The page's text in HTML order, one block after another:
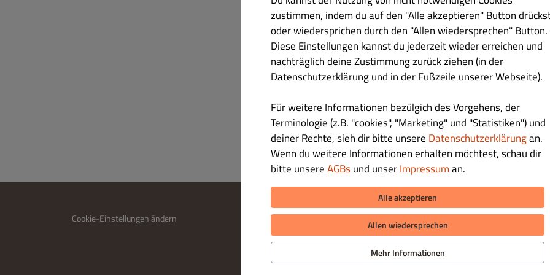
Cookie-Einstellungen ändern
Kontaktiere uns
Allgemeine Geschäftsbedingungen
zustimmen, indem du auf den "Alle akzeptieren" Button
oder wiedersprichen durch den "Allen wiedersprechen" Button.
Diese Einstellungen kannst du jederzeit wieder erreichen und
nachträglich deine Zustimmung zurück ziehen (in der
Datenschutzerklärung und in der Fußzeile unserer Webseite).
Für weitere Informationen bezülgich des Vorgehens, der
Terminologie (z.B. "cookies", "Marketing" und "Statistiken") und
deiner Rechte, sieh dir bitte unsere Datenschutzerklärungan.
Wenn du weitere Informationen erhalten möchtest, schau dir
bitte unsereAGBsund unserImpressuman.
Alle akzeptieren
Allen wiedersprechen
Mehr Informationen